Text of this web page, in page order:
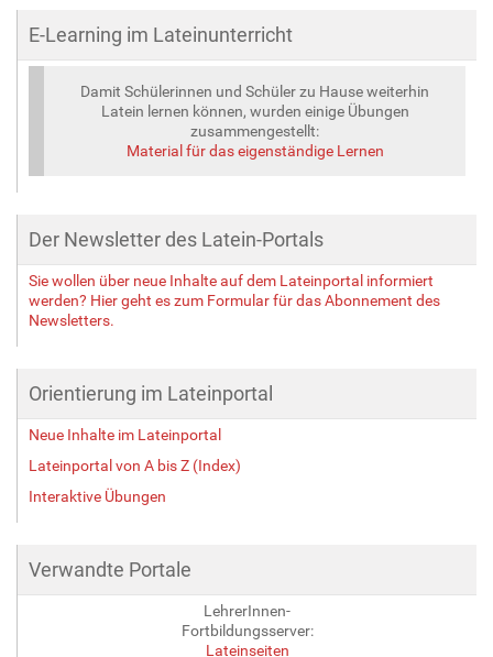
E-Learning im Lateinunterricht
Damit Schülerinnen und Schüler zu Hause weiterhin
Latein lernen können, wurden einige Übungen
zusammengestellt:
Material für das eigenständige Lernen
Der Newsletter des Latein-Portals
Sie wollen über neue Inhalte auf dem Lateinportal informiert
werden? Hier geht es zum Formular für das Abonnement des
Newsletters.
Orientierung im Lateinportal
Neue Inhalte im Lateinportal
Lateinportal von A bis Z (Index)
Interaktive Übungen
Verwandte Portale
LehrerInnen-
Fortbildungsserver:
Lateinseiten